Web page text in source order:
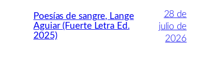
Poesías de sangre, Lange
Aguiar (Fuerte Letra Ed.
2025)
28 de
julio de
2026